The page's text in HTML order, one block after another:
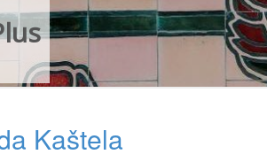
Kaštela